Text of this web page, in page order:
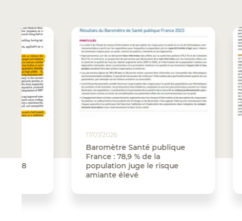
Baromètre Santé publique
France : 78,9 % de la
population juge le risque
amiante élevé
durcit la